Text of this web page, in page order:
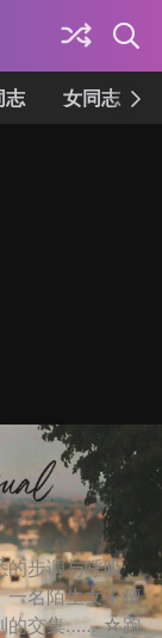
志 女同志
的步调与呼吸，
一名陌生女子擅
的交集…… ☆跑